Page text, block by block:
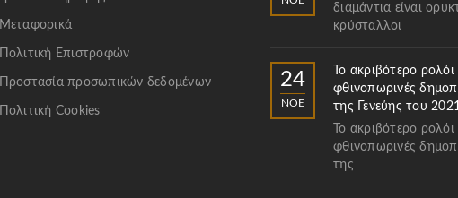
Μεταφορικά
Πολιτική Επιστροφών
Προστασία προσωπικών δεδομένων
Πολιτική Cookies
διαμάντια είναι
κρύσταλλοι
24
ΝΟΈ
Το ακριβότερο
φθινοπωρινές
της Γενεύης του
Το ακριβότερο
φθινοπωρινές
της